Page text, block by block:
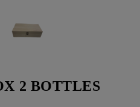
2 BOTTLES